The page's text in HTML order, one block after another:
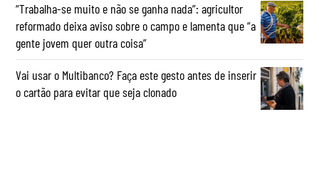
“Trabalha-se muito e não se ganha nada”: agricultor
reformado deixa aviso sobre o campo e lamenta que “a
gente jovem quer outra coisa”
Vai usar o Multibanco? Faça este gesto antes de inserir
o cartão para evitar que seja clonado